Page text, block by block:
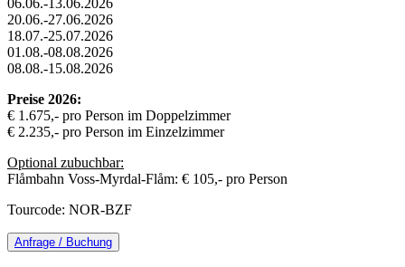
20.06.-27.06.2026
18.07.-25.07.2026
01.08.-08.08.2026
08.08.-15.08.2026
Preise 2026:
€ 1.675,- pro Person im Doppelzimmer
€ 2.235,- pro Person im Einzelzimmer
Optional zubuchbar:
Flåmbahn Voss-Myrdal-Flåm: € 105,- pro Person
Tourcode: NOR-BZF
Anfrage / Buchung